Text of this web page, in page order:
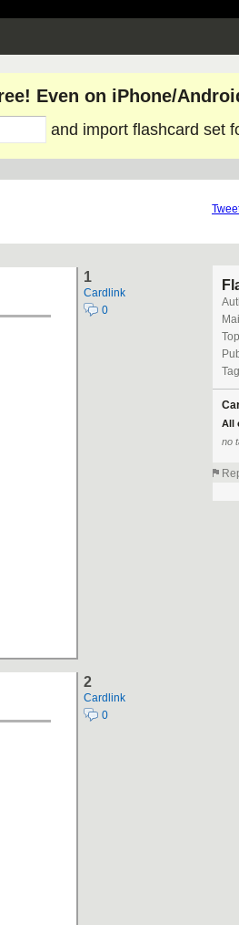
Even on iPhone/
and import flashcard set
1
Cardlink
0
2
Cardlink
0
All
no